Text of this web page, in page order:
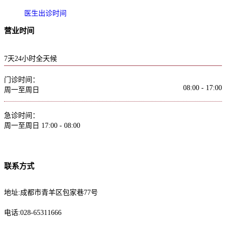
医生出诊时间
营业时间
7天24小时全天候
门诊时间：
周一至周日
08:00 - 17:00
急诊时间：
周一至周日 17:00 - 08:00
联系方式
地址:成都市青羊区包家巷77号
电话:028-65311666